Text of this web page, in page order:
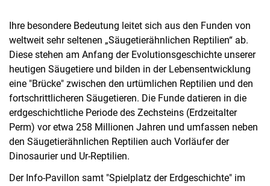
Ihre besondere Bedeutung leitet sich aus den Funden von
weltweit sehr seltenen „Säugetierähnlichen Reptilien“ ab.
Diese stehen am Anfang der Evolutionsgeschichte unserer
heutigen Säugetiere und bilden in der Lebensentwicklung
eine "Brücke" zwischen den urtümlichen Reptilien und den
fortschrittlicheren Säugetieren. Die Funde datieren in die
erdgeschichtliche Periode des Zechsteins (Erdzeitalter
Perm) vor etwa 258 Millionen Jahren und umfassen neben
den Säugetierähnlichen Reptilien auch Vorläufer der
Dinosaurier und Ur-Reptilien.
Der Info-Pavillon samt "Spielplatz der Erdgeschichte" im